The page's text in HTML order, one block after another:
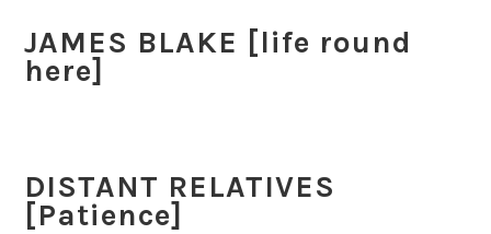
KONTAKT
JAMES BLAKE [life round
here]
DISTANT RELATIVES
[Patience]